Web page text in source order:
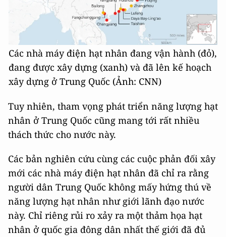
Các nhà máy điện hạt nhân đang vận hành (đỏ),
đang được xây dựng (xanh) và đã lên kế hoạch
xây dựng ở Trung Quốc (Ảnh: CNN)
Tuy nhiên, tham vọng phát triển năng lượng hạt
nhân ở Trung Quốc cũng mang tới rất nhiều
thách thức cho nước này.
Các bản nghiên cứu cùng các cuộc phản đối xây
mới các nhà máy điện hạt nhân đã chỉ ra rằng
người dân Trung Quốc không mấy hứng thú về
năng lượng hạt nhân như giới lãnh đạo nước
này. Chỉ riêng rủi ro xảy ra một thảm họa hạt
nhân ở quốc gia đông dân nhất thế giới đã đủ